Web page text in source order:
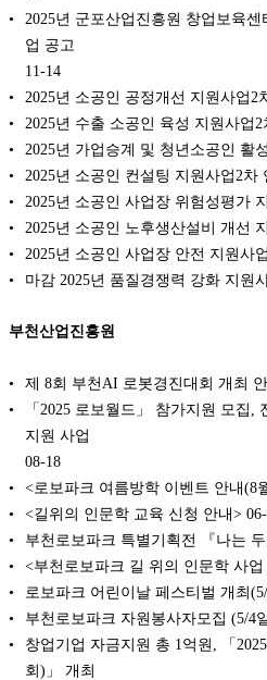
2025년 군포산업진흥원 창업보육
업 공고
11-14
2025년 소공인 공정개선 지원사업2
2025년 수출 소공인 육성 지원사업2
2025년 가업승계 및 청년소공인 활
2025년 소공인 컨설팅 지원사업2차
2025년 소공인 사업장 위험성평가
2025년 소공인 노후생산설비 개선
2025년 소공인 사업장 안전 지원사
마감 2025년 품질경쟁력 강화 지원
부천산업진흥원
제 8회 부천AI 로봇경진대회 개최
「2025 로보월드」 참가지원 모집,
지원 사업
08-18
<로보파크 여름방학 이벤트 안내(8
<길위의 인문학 교육 신청 안내>
부천로보파크 특별기획전 『나는
<부천로보파크 길 위의 인문학 사
로보파크 어린이날 페스티벌 개최
부천로보파크 자원봉사자모집 (5/4
창업기업 자금지원 총 1억원, 「
회)」 개최